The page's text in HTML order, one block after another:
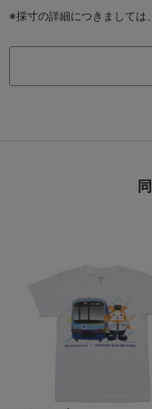
※採寸の詳細につきましては、